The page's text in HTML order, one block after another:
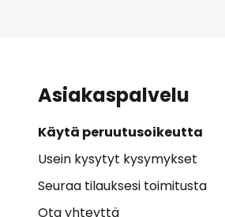
Asiakaspalvelu
Käytä peruutusoikeutta
Usein kysytyt kysymykset
Seuraa tilauksesi toimitusta
Ota yhteyttä